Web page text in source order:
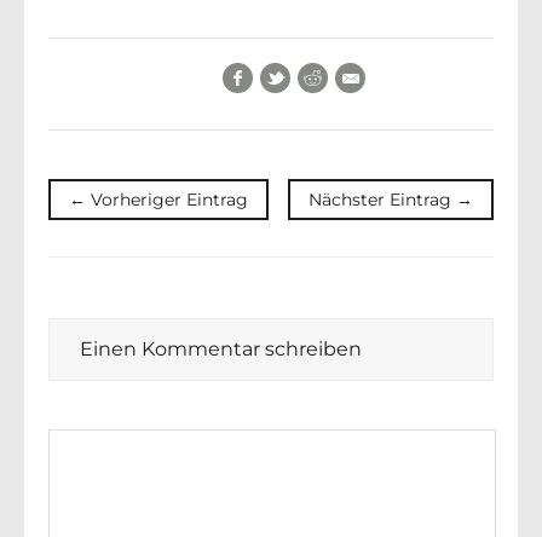
Facebook
TwitterReddit
← Vorheriger Eintrag Nächster Eintrag →
Einen Kommentar schreiben